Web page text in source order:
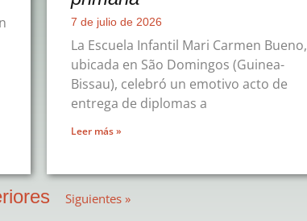
7 de julio de 2026
La Escuela Infantil Mari Carmen Bueno,
ubicada en São Domingos (Guinea-
Bissau), celebró un emotivo acto de
entrega de diplomas a
Leer más »
Siguientes »